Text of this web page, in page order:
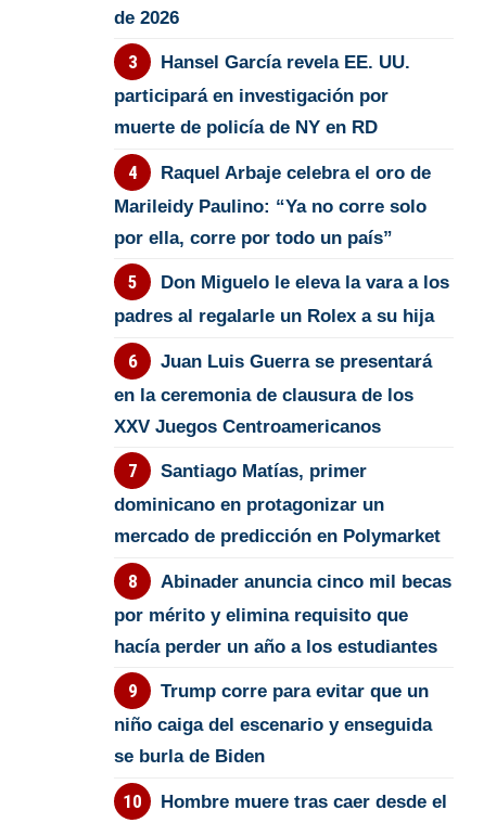
de 2026
Hansel García revela EE. UU.
participará en investigación por
muerte de policía de NY en RD
Raquel Arbaje celebra el oro de
Marileidy Paulino: “Ya no corre solo
por ella, corre por todo un país”
Don Miguelo le eleva la vara a los
padres al regalarle un Rolex a su hija
Juan Luis Guerra se presentará
en la ceremonia de clausura de los
XXV Juegos Centroamericanos
Santiago Matías, primer
dominicano en protagonizar un
mercado de predicción en Polymarket
Abinader anuncia cinco mil becas
por mérito y elimina requisito que
hacía perder un año a los estudiantes
Trump corre para evitar que un
niño caiga del escenario y enseguida
se burla de Biden
Hombre muere tras caer desde el